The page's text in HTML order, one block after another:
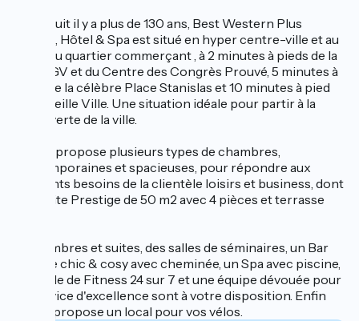
Construit il y a plus de 130 ans, Best Western Plus
Crystal, Hôtel & Spa est situé en hyper centre-ville et au
cœur du quartier commerçant , à 2 minutes à pieds de la
gare TGV et du Centre des Congrès Prouvé, 5 minutes à
pieds de la célèbre Place Stanislas et 10 minutes à pied
de la Vieille Ville. Une situation idéale pour partir à la
découverte de la ville.
L’hôtel propose plusieurs types de chambres,
contemporaines et spacieuses, pour répondre aux
différents besoins de la clientèle loisirs et business, dont
une Suite Prestige de 50 m2 avec 4 pièces et terrasse
81 chambres et suites, des salles de séminaires, un Bar
Lounge chic & cosy avec cheminée, un Spa avec piscine,
une salle de Fitness 24 sur 7 et une équipe dévouée pour
un service d'excellence sont à votre disposition. Enfin
l'hôtel propose un local pour vos vélos.